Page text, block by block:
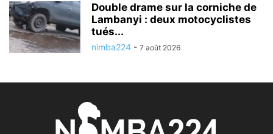
Double drame sur la corniche de
Lambanyi : deux motocyclistes
tués...
nimba224 - 7 août 2026